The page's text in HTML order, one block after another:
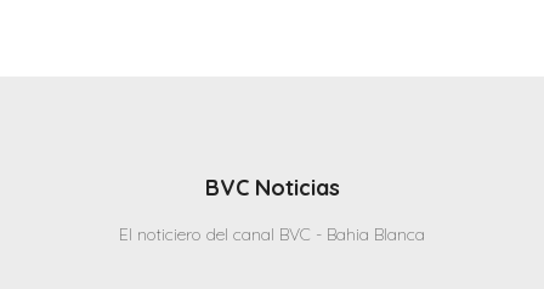
BVC Noticias
El noticiero del canal BVC - Bahia Blanca